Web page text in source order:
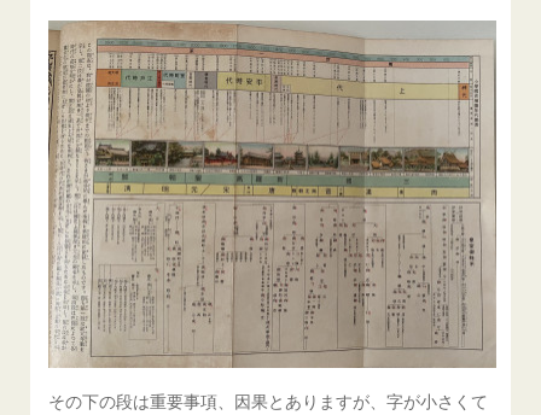
その下の段は重要事項、因果とありますが、字が小さくて